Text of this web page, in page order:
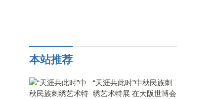
本站推荐
“天涯共此时”中秋民族刺
绣艺术特展 在大阪世博会